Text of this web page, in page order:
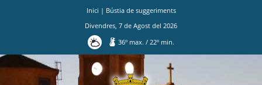
Inici | Bústia de suggeriments
Divendres 7 de Agost del 2026
36º max./ 22º min.